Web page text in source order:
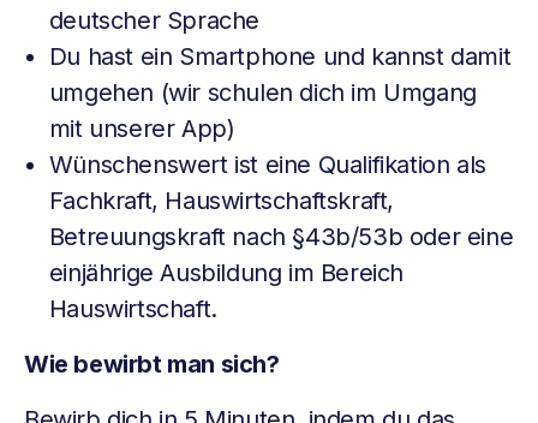
deutscher Sprache
Du hast ein Smartphone und kannst damit
umgehen (wir schulen dich im Umgang
mit unserer App)
Wünschenswert ist eine Qualifikation als
Fachkraft, Hauswirtschaftskraft,
Betreuungskraft nach §43b/53b oder eine
einjährige Ausbildung im Bereich
Hauswirtschaft.
Wie bewirbt man sich?